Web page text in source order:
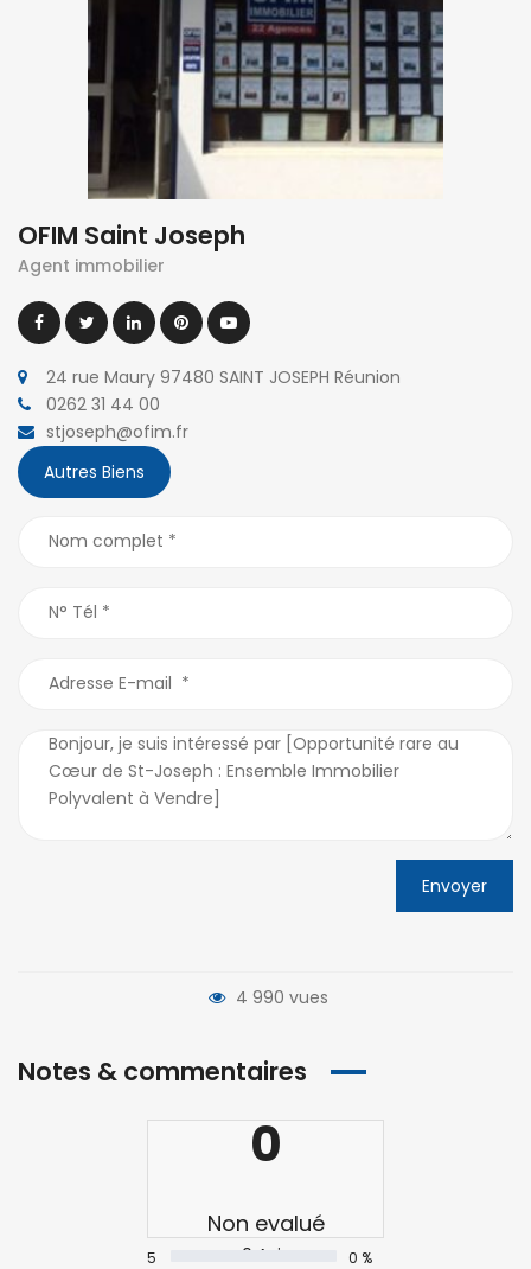
OFIM Saint Joseph
Agent immobilier
24 rue Maury 97480 SAINT JOSEPH Réunion
0262 31 44 00
stjoseph@ofim.fr
Autres Biens
Envoyer
4 990 vues
Notes & commentaires
0
Non evalué
0 Avis
5
0 %